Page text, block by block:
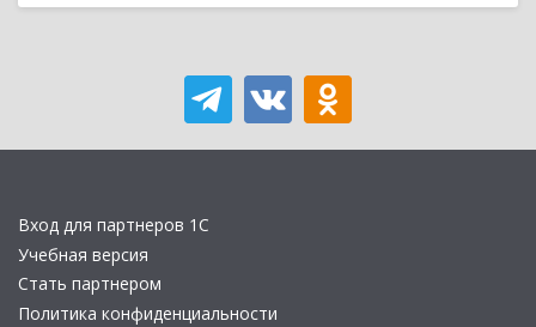
Вход для партнеров 1С
Учебная версия
Стать партнером
Политика конфиденциальности